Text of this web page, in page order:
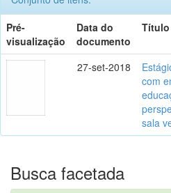
Pré-
visualização
Data do
documento
Título
27-set-2018
com
sala
Busca facetada